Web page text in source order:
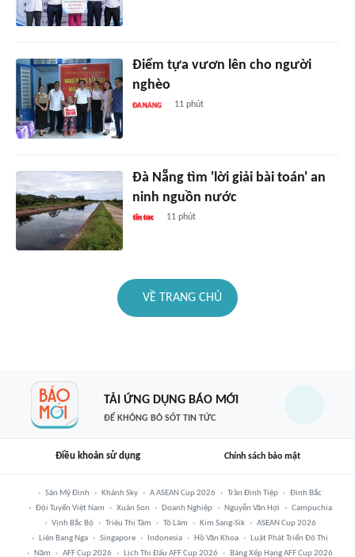
Điểm tựa vươn lên cho người
nghèo
11 phút
Đà Nẵng tìm 'lời giải bài toán' an
ninh nguồn nước
11 phút
VỀ TRANG CHỦ
TẢI ỨNG DỤNG BÁO MỚI
ĐỂ KHÔNG BỎ SÓT TIN TỨC
Điều khoản sử dụng Chính sách bảo mật
Sân Mỹ Đình Khánh Sky A ASEAN Cup 2026 Trần Đình Tiệp
Đình Bắc
Đội Tuyển Việt Nam
Xuân Son Doanh Nghiệp Nguyễn Văn Hợi
Campuchia
Vịnh Bắc Bộ
Triệu Thị Tâm Tô Lâm Kim Sang-Sik
ASEAN Cup 2026
Liên Bang Nga
Singapore Indonesia Hồ Văn Khoa
Luật Phát Triển Đô Thị
Năm
AFF Cup 2026 Lịch Thi Đấu AFF Cup 2026 Bảng Xếp Hạng AFF Cup 2026